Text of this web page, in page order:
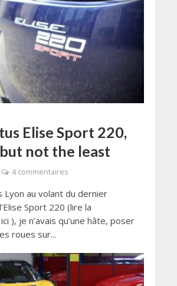
Elise Sport 220,
not the least
4 commentaires
Lyon au volant du dernier
Sport 220 (lire la
), je n’avais qu’une hâte, poser
roues sur...